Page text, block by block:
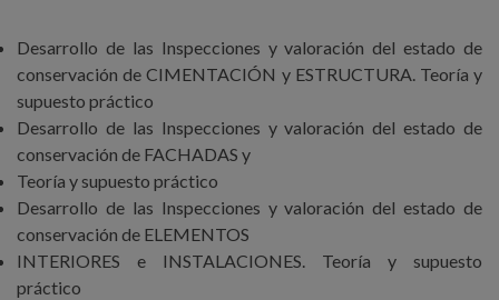
Desarrollo de las Inspecciones y valoración del estado de
conservación de CIMENTACIÓN y ESTRUCTURA. Teoría y
supuesto práctico
Desarrollo de las Inspecciones y valoración del estado de
conservación de FACHADAS y
Teoría y supuesto práctico
Desarrollo de las Inspecciones y valoración del estado de
conservación de ELEMENTOS
INTERIORES e INSTALACIONES. Teoría y supuesto
práctico